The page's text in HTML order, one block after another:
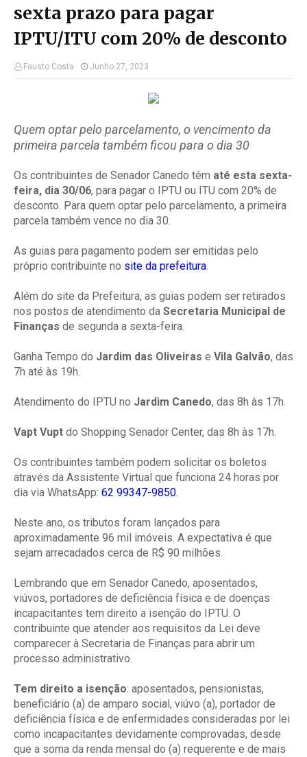
sexta prazo para pagar
IPTU/ITU com 20% de desconto
Fausto Costa Junho 27, 2023
Quem optar pelo parcelamento, o vencimento da
primeira parcela também ficou para o dia 30
Os contribuintes de Senador Canedo têm até esta sexta-
feira, dia 30/06, para pagar o IPTU ou ITU com 20% de
desconto. Para quem optar pelo parcelamento, a primeira
parcela também vence no dia 30.
As guias para pagamento podem ser emitidas pelo
próprio contribuinte no site da prefeitura.
Além do site da Prefeitura, as guias podem ser retirados
nos postos de atendimento da Secretaria Municipal de
Finanças de segunda a sexta-feira.
Ganha Tempo do Jardim das Oliveiras e Vila Galvão, das
7h até às 19h.
Atendimento do IPTU no Jardim Canedo, das 8h às 17h.
Vapt Vupt do Shopping Senador Center, das 8h às 17h.
Os contribuintes também podem solicitar os boletos
através da Assistente Virtual que funciona 24 horas por
dia via WhatsApp: 62 99347-9850.
Neste ano, os tributos foram lançados para
aproximadamente 96 mil imóveis. A expectativa é que
sejam arrecadados cerca de R$ 90 milhões.
Lembrando que em Senador Canedo, aposentados,
viúvos, portadores de deficiência física e de doenças
incapacitantes tem direito a isenção do IPTU. O
contribuinte que atender aos requisitos da Lei deve
comparecer à Secretaria de Finanças para abrir um
processo administrativo.
Tem direito a isenção: aposentados, pensionistas,
beneficiário (a) de amparo social, viúvo (a), portador de
deficiência física e de enfermidades consideradas por lei
como incapacitantes devidamente comprovadas, desde
que a soma da renda mensal do (a) requerente e de mais